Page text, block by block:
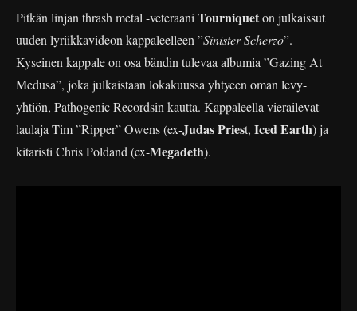
Pitkän linjan thrash metal -veteraani Tourniqueton julkaissut
uuden lyriikkavideon kappaleelleen ”Sinister Scherzo”.
Kyseinen kappale on osa bändin tulevaa albumia ”Gazing At
Medusa”, joka julkaistaan lokakuussa yhtyeen oman levy-
yhtiön, Pathogenic Recordsin kautta. Kappaleella vierailevat
laulaja Tim ”Ripper” Owens (ex-Judas Priest, Iced Earth) ja
kitaristi Chris Poldand (ex-Megadeth).